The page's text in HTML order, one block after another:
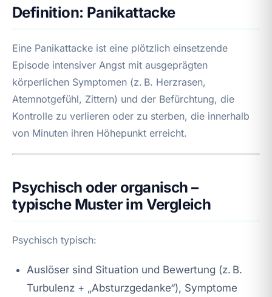
Definition: Panikattacke
Eine Panikattacke ist eine plötzlich einsetzende
Episode intensiver Angst mit ausgeprägten
körperlichen Symptomen (z. B. Herzrasen,
Atemnotgefühl, Zittern) und der Befürchtung, die
Kontrolle zu verlieren oder zu sterben, die innerhalb
von Minuten ihren Höhepunkt erreicht.
Psychisch oder organisch –
typische Muster im Vergleich
Psychisch typisch:
Auslöser sind Situation und Bewertung (z. B.
Turbulenz + „Absturzgedanke“), Symptome